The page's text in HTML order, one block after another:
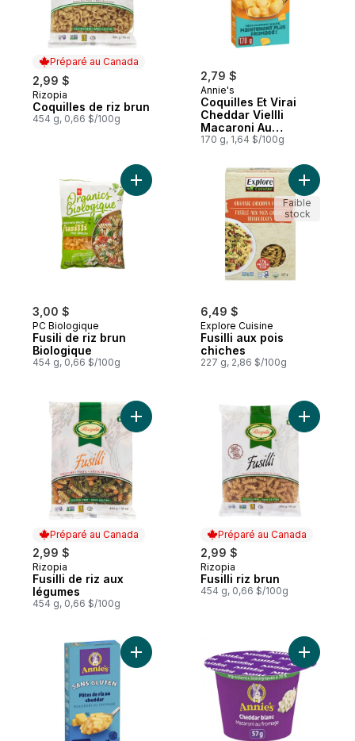
Préparé au Canada
2,99 $
Préparé au Canada
Rizopia
Coquilles de riz brun
454 g, 0,66 $/100g
2,79 $
Annie's
Coquilles Et Virai
Cheddar VieIlli
Macaroni Au
Fromage
170 g, 1,64 $/100g
3,00 $
PC Biologique
Fusili de riz brun
Biologique
454 g, 0,66 $/100g
Ajouter Fusili de riz brun Biologique au
6,49 $
Explore Cuisine
Fusilli aux pois
chiches
227 g, 2,86 $/100g
Ajouter
Faible
stock
Préparé au Canada
2,99 $
Préparé au Canada
Rizopia
Fusilli de riz aux
légumes
454 g, 0,66 $/100g
Ajouter Fusilli de riz aux légumes au
Préparé au Canada
2,99 $
Préparé au Canada
Rizopia
Fusilli riz brun
454 g, 0,66 $/100g
Ajouter
Ajouter Homegrown Macaroni auAjouter